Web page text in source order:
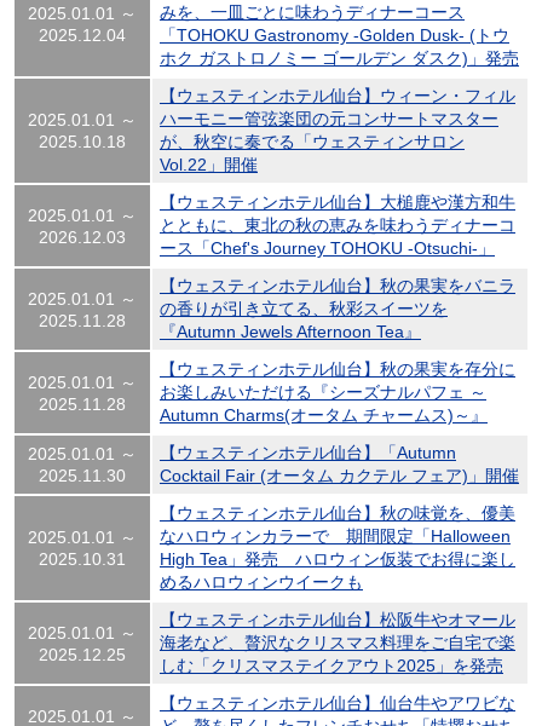
2025.01.01 ～
2025.12.04
みを、一皿ごとに味わうディナーコース
「TOHOKU Gastronomy -Golden Dusk- (トウ
ホク ガストロノミー ゴールデン ダスク)」発売
2025.01.01 ～
2025.10.18
【ウェスティンホテル仙台】ウィーン・フィル
ハーモニー管弦楽団の元コンサートマスター
が、秋空に奏でる「ウェスティンサロン
Vol.22」開催
2025.01.01 ～
2026.12.03
【ウェスティンホテル仙台】大槌鹿や漢方和牛
とともに、東北の秋の恵みを味わうディナーコ
ース「Chef's Journey TOHOKU -Otsuchi-」
2025.01.01 ～
2025.11.28
【ウェスティンホテル仙台】秋の果実をバニラ
の香りが引き立てる、秋彩スイーツを
『Autumn Jewels Afternoon Tea』
2025.01.01 ～
2025.11.28
【ウェスティンホテル仙台】秋の果実を存分に
お楽しみいただける『シーズナルパフェ ～
Autumn Charms(オータム チャームス)～』
2025.01.01 ～
2025.11.30
【ウェスティンホテル仙台】「Autumn
Cocktail Fair (オータム カクテル フェア)」開催
2025.01.01 ～
2025.10.31
【ウェスティンホテル仙台】秋の味覚を、優美
なハロウィンカラーで 期間限定「Halloween
High Tea」発売 ハロウィン仮装でお得に楽し
めるハロウィンウイークも
2025.01.01 ～
2025.12.25
【ウェスティンホテル仙台】松阪牛やオマール
海老など、贅沢なクリスマス料理をご自宅で楽
しむ「クリスマステイクアウト2025」を発売
2025.01.01 ～
【ウェスティンホテル仙台】仙台牛やアワビな